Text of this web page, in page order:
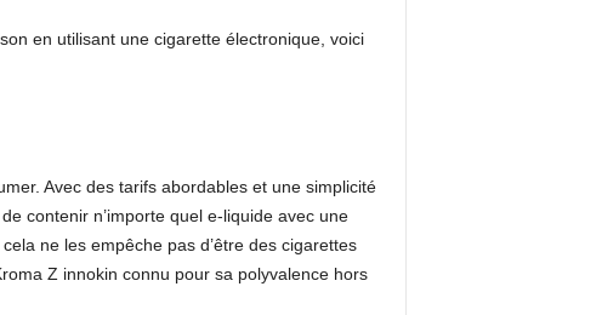
en utilisant une cigarette électronique, voici
Avec des tarifs abordables et une simplicité
contenir n’importe quel e-liquide avec une
ne les empêche pas d’être des cigarettes
Z innokin connu pour sa polyvalence hors